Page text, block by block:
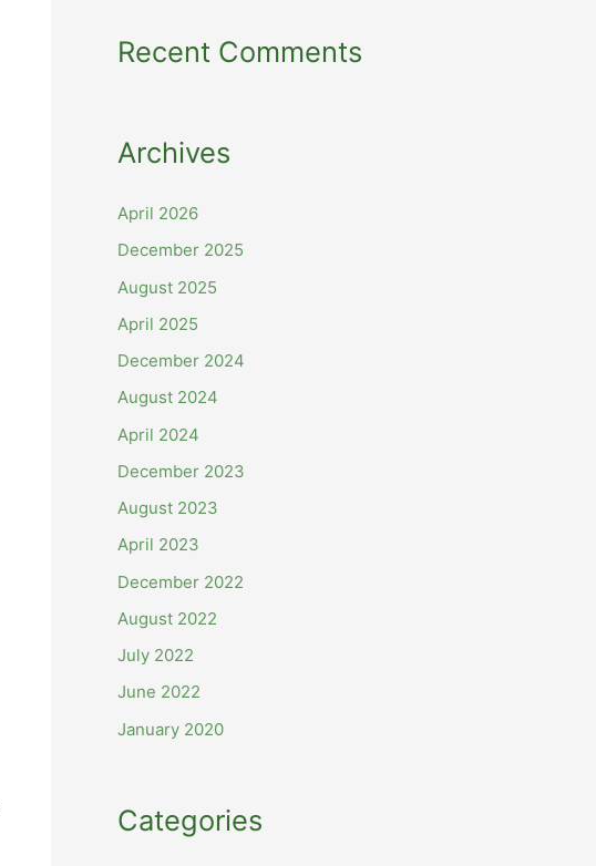
Recent Comments
Archives
April 2026
December 2025
August 2025
April 2025
December 2024
August 2024
April 2024
December 2023
August 2023
April 2023
December 2022
August 2022
July 2022
June 2022
January 2020
Categories